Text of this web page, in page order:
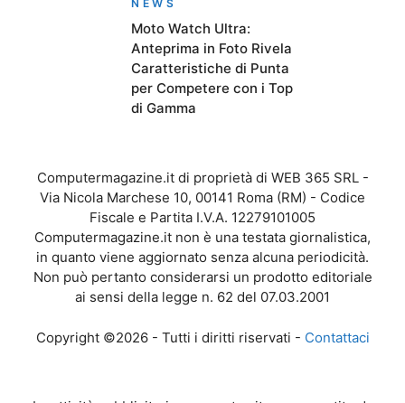
NEWS
Moto Watch Ultra:
Anteprima in Foto Rivela
Caratteristiche di Punta
per Competere con i Top
di Gamma
Computermagazine.it di proprietà di WEB 365 SRL -
Via Nicola Marchese 10, 00141 Roma (RM) - Codice
Fiscale e Partita I.V.A. 12279101005
Computermagazine.it non è una testata giornalistica,
in quanto viene aggiornato senza alcuna periodicità.
Non può pertanto considerarsi un prodotto editoriale
ai sensi della legge n. 62 del 07.03.2001
Copyright ©2026 - Tutti i diritti riservati - Contattaci